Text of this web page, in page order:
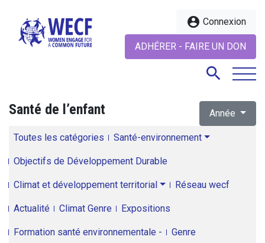
account_circle Connexion
ADHÉRER - FAIRE UN DON
search
Santé de l’enfant Année
Toutes les catégories Santé-environnement
Objectifs de Développement Durable
Climat et développement territorial Réseau wecf
Actualité Climat Genre Expositions
Formation santé environnementale - Genre